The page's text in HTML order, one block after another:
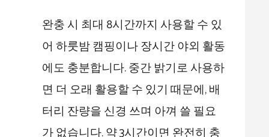
완충 시 최대 8시간까지 사용할 수 있
어 하룻밤 캠핑이나 장시간 야외 활동
에도 충분합니다. 중간 밝기로 사용하
면 더 오래 활용할 수 있기 때문에, 배
터리 잔량을 신경 쓰며 아껴 쓸 필요
가 없습니다. 약 3시간이면 완전히 충